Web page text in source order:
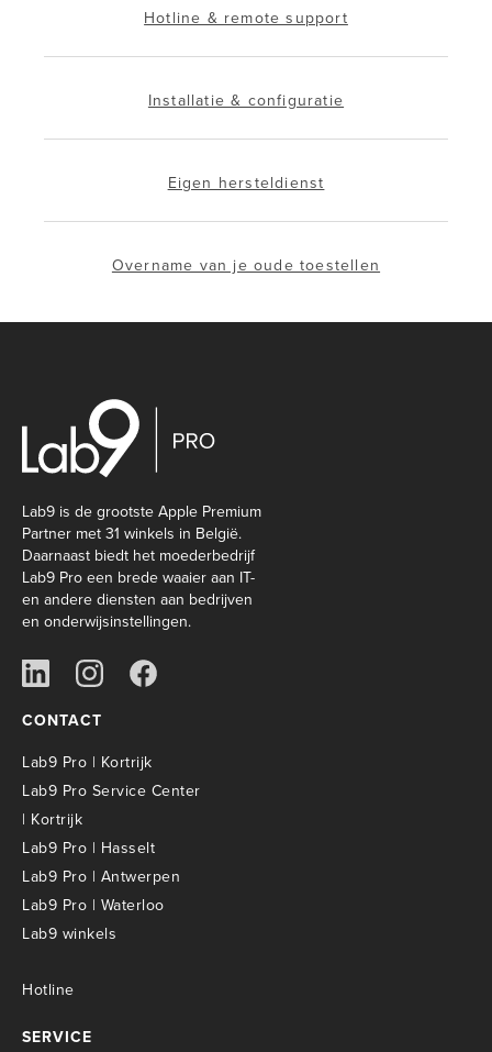
Hotline & remote support
Installatie & configuratie
Eigen hersteldienst
Overname van je oude toestellen
Lab9 is de grootste Apple Premium
Partner met 31 winkels in België.
Daarnaast biedt het moederbedrijf
Lab9 Pro een brede waaier aan IT-
en andere diensten aan bedrijven
en onderwijsinstellingen.
CONTACT
Lab9 Pro | Kortrijk
Lab9 Pro Service Center
| Kortrijk
Lab9 Pro | Hasselt
Lab9 Pro | Antwerpen
Lab9 Pro | Waterloo
Lab9 winkels
Hotline
SERVICE